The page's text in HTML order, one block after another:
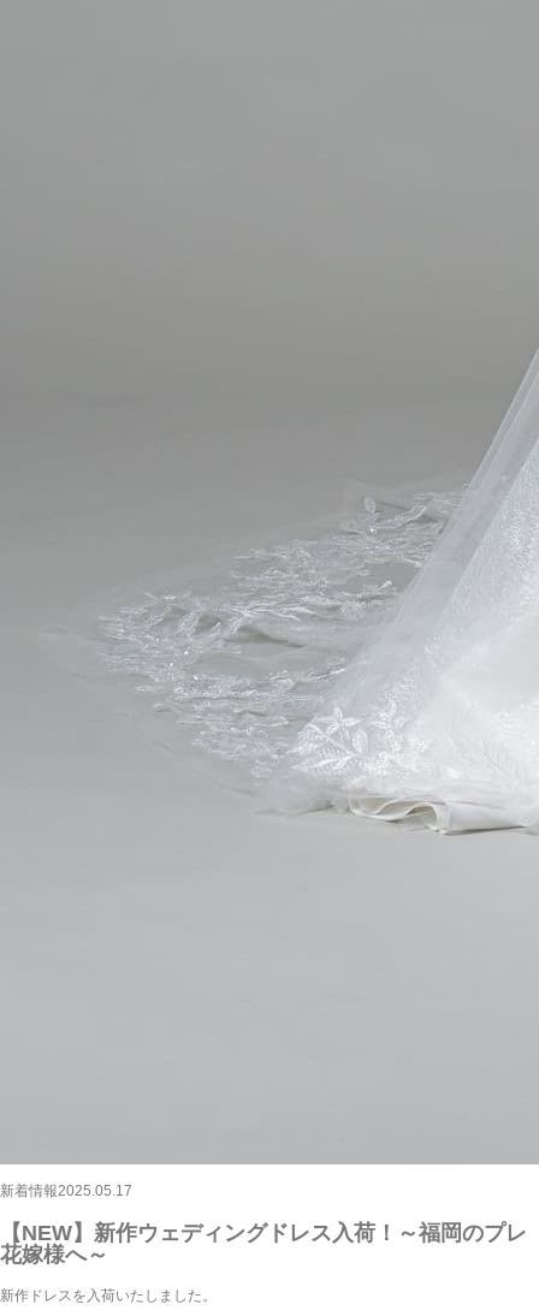
新着情報2025.05.17
【NEW】新作ウェディングドレス入荷！～福岡のプレ
花嫁様へ～
新作ドレスを入荷いたしました。